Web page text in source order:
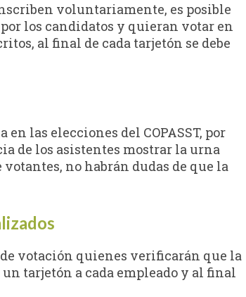
voluntariamente, es posible
los candidatos y quieran votar en
al final de cada tarjetón se debe
las elecciones del COPASST, por
de los asistentes mostrar la urna
no habrán dudas de que la
de votación quienes verificarán que la
tarjetón a cada empleado y al final